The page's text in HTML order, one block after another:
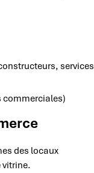
services
commerciales)
des locaux
vitrine.